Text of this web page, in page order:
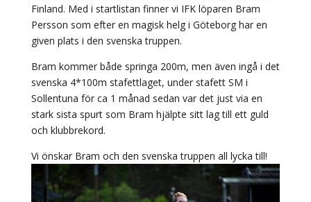
Finland. Med i startlistan finner vi IFK löparen Bram
Persson som efter en magisk helg i Göteborg har en
given plats i den svenska truppen.
Bram kommer både springa 200m, men även ingå i det
svenska 4*100m stafettlaget, under stafett SM i
Sollentuna för ca 1 månad sedan var det just via en
stark sista spurt som Bram hjälpte sitt lag till ett guld
och klubbrekord.
Vi önskar Bram och den svenska truppen all lycka till!